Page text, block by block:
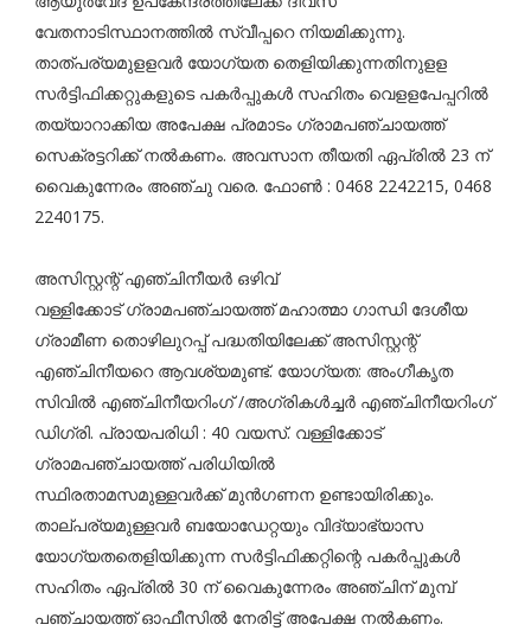
വേതനാടിസ്ഥാനത്തില്‍ സ്വീപ്പറെ നിയമിക്കുന്നു.
താത്പര്യമുളളവര്‍ യോഗ്യത തെളിയിക്കുന്നതിനുളള
സര്‍ട്ടിഫിക്കറ്റുകളുടെ പകര്‍പ്പുകള്‍ സഹിതം വെളളപേപ്പറില്‍
തയ്യാറാക്കിയ അപേക്ഷ പ്രമാടം ഗ്രാമപഞ്ചായത്ത്
സെക്രട്ടറിക്ക് നല്‍കണം. അവസാന തീയതി ഏപ്രില്‍ 23 ന്
വൈകുന്നേരം അഞ്ചു വരെ. ഫോണ്‍ : 0468 2242215, 0468
2240175.
അസിസ്റ്റന്റ് എഞ്ചിനീയര്‍ ഒഴിവ്
വള്ളിക്കോട് ഗ്രാമപഞ്ചായത്ത് മഹാത്മാ ഗാന്ധി ദേശീയ
ഗ്രാമീണ തൊഴിലുറപ്പ് പദ്ധതിയിലേക്ക് അസിസ്റ്റന്റ്
എഞ്ചിനീയറെ ആവശ്യമുണ്ട്. യോഗ്യത: അംഗീകൃത
സിവില്‍ എഞ്ചിനീയറിംഗ് /അഗ്രികള്‍ച്ചര്‍ എഞ്ചിനീയറിംഗ്
ഡിഗ്രി. പ്രായപരിധി : 40 വയസ്. വള്ളിക്കോട്
ഗ്രാമപഞ്ചായത്ത് പരിധിയില്‍
സ്ഥിരതാമസമുള്ളവര്‍ക്ക് മുന്‍ഗണന ഉണ്ടായിരിക്കും.
താല്പര്യമുള്ളവര്‍ ബയോഡേറ്റയും വിദ്യാഭ്യാസ
യോഗ്യതതെളിയിക്കുന്ന സര്‍ട്ടിഫിക്കറ്റിന്റെ പകര്‍പ്പുകള്‍
സഹിതം ഏപ്രില്‍ 30 ന് വൈകുന്നേരം അഞ്ചിന് മുമ്പ്
പഞ്ചായത്ത് ഓഫീസില്‍ നേരിട്ട് അപേക്ഷ നല്‍കണം.